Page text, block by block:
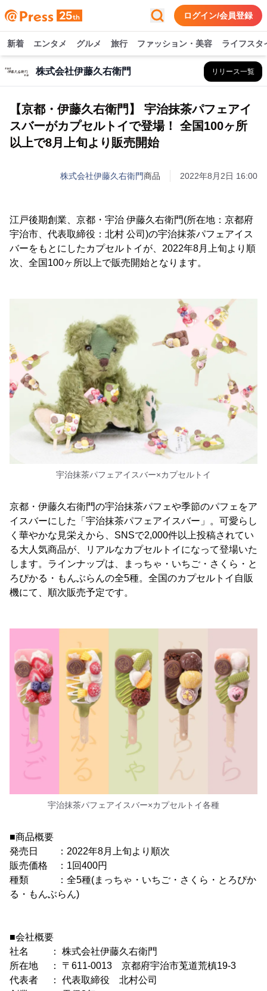
ログイン/会員登録
新着 エンタメ グルメ 旅行 ファッション・美容 ライフスタ
株式会社伊藤久右衛門 リリース一覧
【京都・伊藤久右衛門】 宇治抹茶パフェアイ
スバーがカプセルトイで登場！ 全国100ヶ所
以上で8月上旬より販売開始
株式会社伊藤久右衛門商品 2022年8月2日 16:00
江戸後期創業、京都・宇治 伊藤久右衛門(所在地：京都府
宇治市、代表取締役：北村 公司)の宇治抹茶パフェアイス
バーをもとにしたカプセルトイが、2022年8月上旬より順
次、全国100ヶ所以上で販売開始となります。
宇治抹茶パフェアイスバー×カプセルトイ
京都・伊藤久右衛門の宇治抹茶パフェや季節のパフェをア
イスバーにした「宇治抹茶パフェアイスバー」。可愛らし
く華やかな見栄えから、SNSで2,000件以上投稿されてい
る大人気商品が、リアルなカプセルトイになって登場いた
します。ラインナップは、まっちゃ・いちご・さくら・と
ろぴかる・もんぶらんの全5種。全国のカプセルトイ自販
機にて、順次販売予定です。
宇治抹茶パフェアイスバー×カプセルトイ各種
■商品概要
発売日 ：2022年8月上旬より順次
販売価格 ：1回400円
種類 ：全5種(まっちゃ・いちご・さくら・とろぴか
る・もんぶらん)
■会社概要
社名 ： 株式会社伊藤久右衛門
所在地 ： 〒611-0013 京都府宇治市莵道荒槙19-3
代表者 ： 代表取締役 北村公司